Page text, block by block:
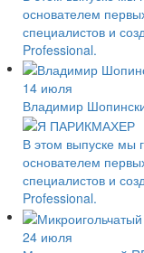
основателем
специалистов и
Professional.
14 июля
Владимир
В этом выпуске
основателем
специалистов и
Professional.
24 июля